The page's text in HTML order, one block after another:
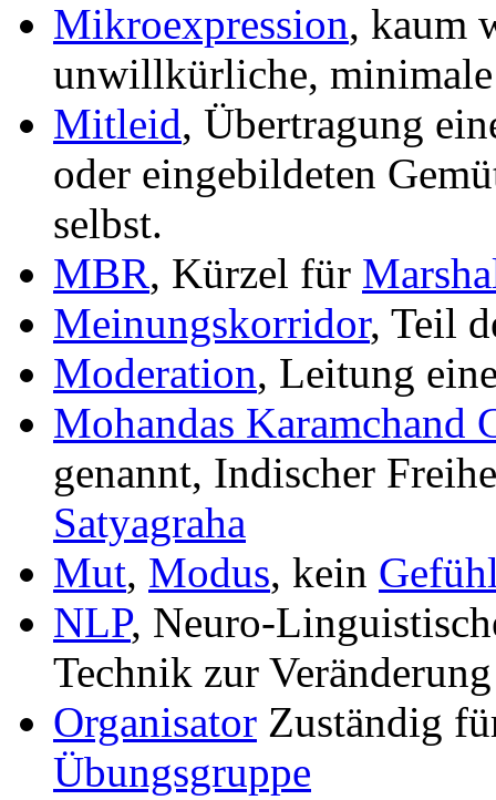
Mikroexpression, kaum
unwillkürliche,
Mitleid, Übertragung
oder eingebildeten
selbst.
MBR, Kürzel für
Meinungskorridor, Teil
Moderation, Leitung
Mohandas Karamchand
genannt, Indischer
Satyagraha
Mut, Modus, kein
NLP, Neuro-
Technik zur
Organisator Zuständig
Übungsgruppe